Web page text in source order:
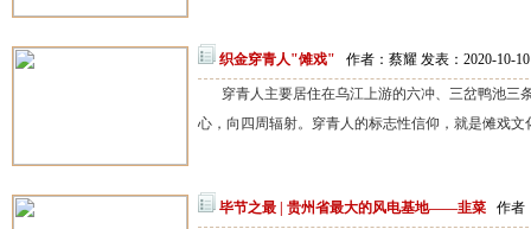
织金穿青人"傩戏" 作者：蔡耀 发表：2020-10-
穿青人主要居住在乌江上游的六冲、三岔鸭池三
心，向四周辐射。穿青人的标志性信仰，就是傩戏文
毕节之最 | 贵州省最大的风电基地——韭菜 作者